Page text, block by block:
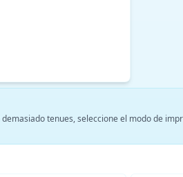
tenues, seleccione el modo de